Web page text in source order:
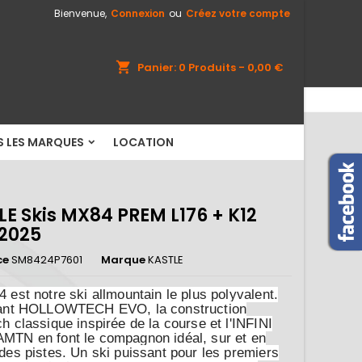
Bienvenue, Connexion ou Créez votre compte
shopping_cart Panier: 0 Produits - 0,00 €
LES MARQUES LOCATION
Skis MX84 PREM L176 + K12
SM8424P7601 MarqueKASTLE
est notre ski allmountain le plus polyvalent.
HOLLOWTECH EVO, la construction
classique inspirée de la course et l'INFINI
en font le compagnon idéal, sur et en
pistes. Un ski puissant pour les premiers